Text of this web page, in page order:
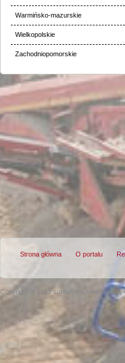
Warmińsko-mazurskie
Wielkopolskie
Zachodniopomorskie
Strona główna O portalu
Copyright © 2013 surowce-kopalnie.pl